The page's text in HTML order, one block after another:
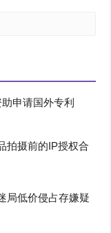
申请国外专利
拍摄前的IP授权合
局低价侵占存嫌疑